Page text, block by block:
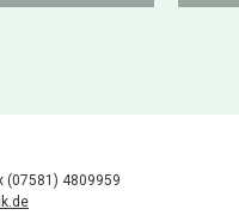
(07581) 4809959